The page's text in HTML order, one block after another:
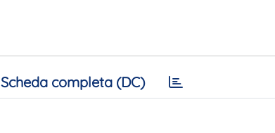
Scheda completa (DC)